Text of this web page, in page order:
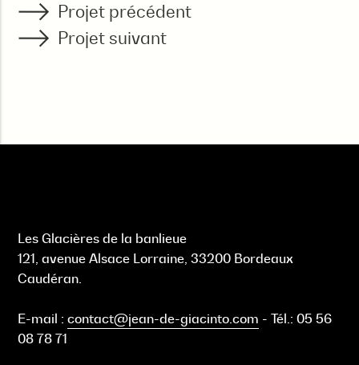
Projet précédent
Projet suivant
Les Glacières de la banlieue
121, avenue Alsace Lorraine, 33200 Bordeaux
Caudéran.
E-mail :contact@jean-de-giacinto.com -Tél.: 05 56
08 78 71